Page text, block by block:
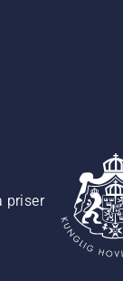
priser